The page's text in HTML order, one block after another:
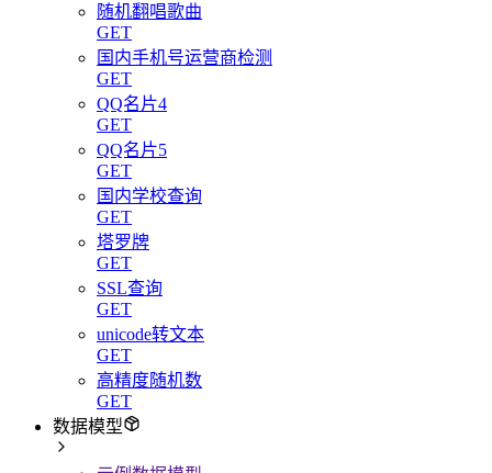
随机翻唱歌曲
GET
国内手机号运营商检测
GET
QQ名片4
GET
QQ名片5
GET
国内学校查询
GET
塔罗牌
GET
SSL查询
GET
unicode转文本
GET
高精度随机数
GET
数据模型